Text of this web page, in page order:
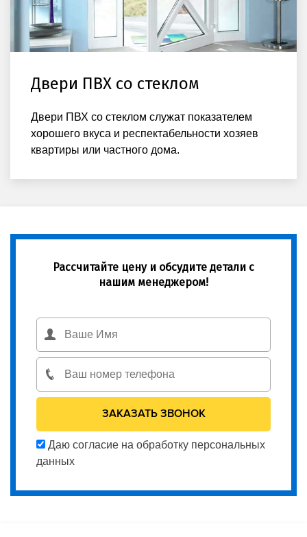
Двери ПВХ со стеклом
Двери ПВХ со стеклом служат показателем
хорошего вкуса и респектабельности хозяев
квартиры или частного дома.
Рассчитайте цену и обсудите детали с
нашим менеджером!
Даю согласие на обработку персональных
данных